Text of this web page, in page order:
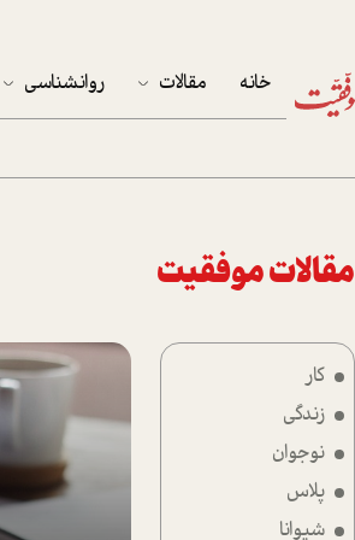
خانه مقالات
پرونده ویژه
روانشناسی
مقالات موفقیت
کار
زندگی
نوجوان
پلاس
شیوانا